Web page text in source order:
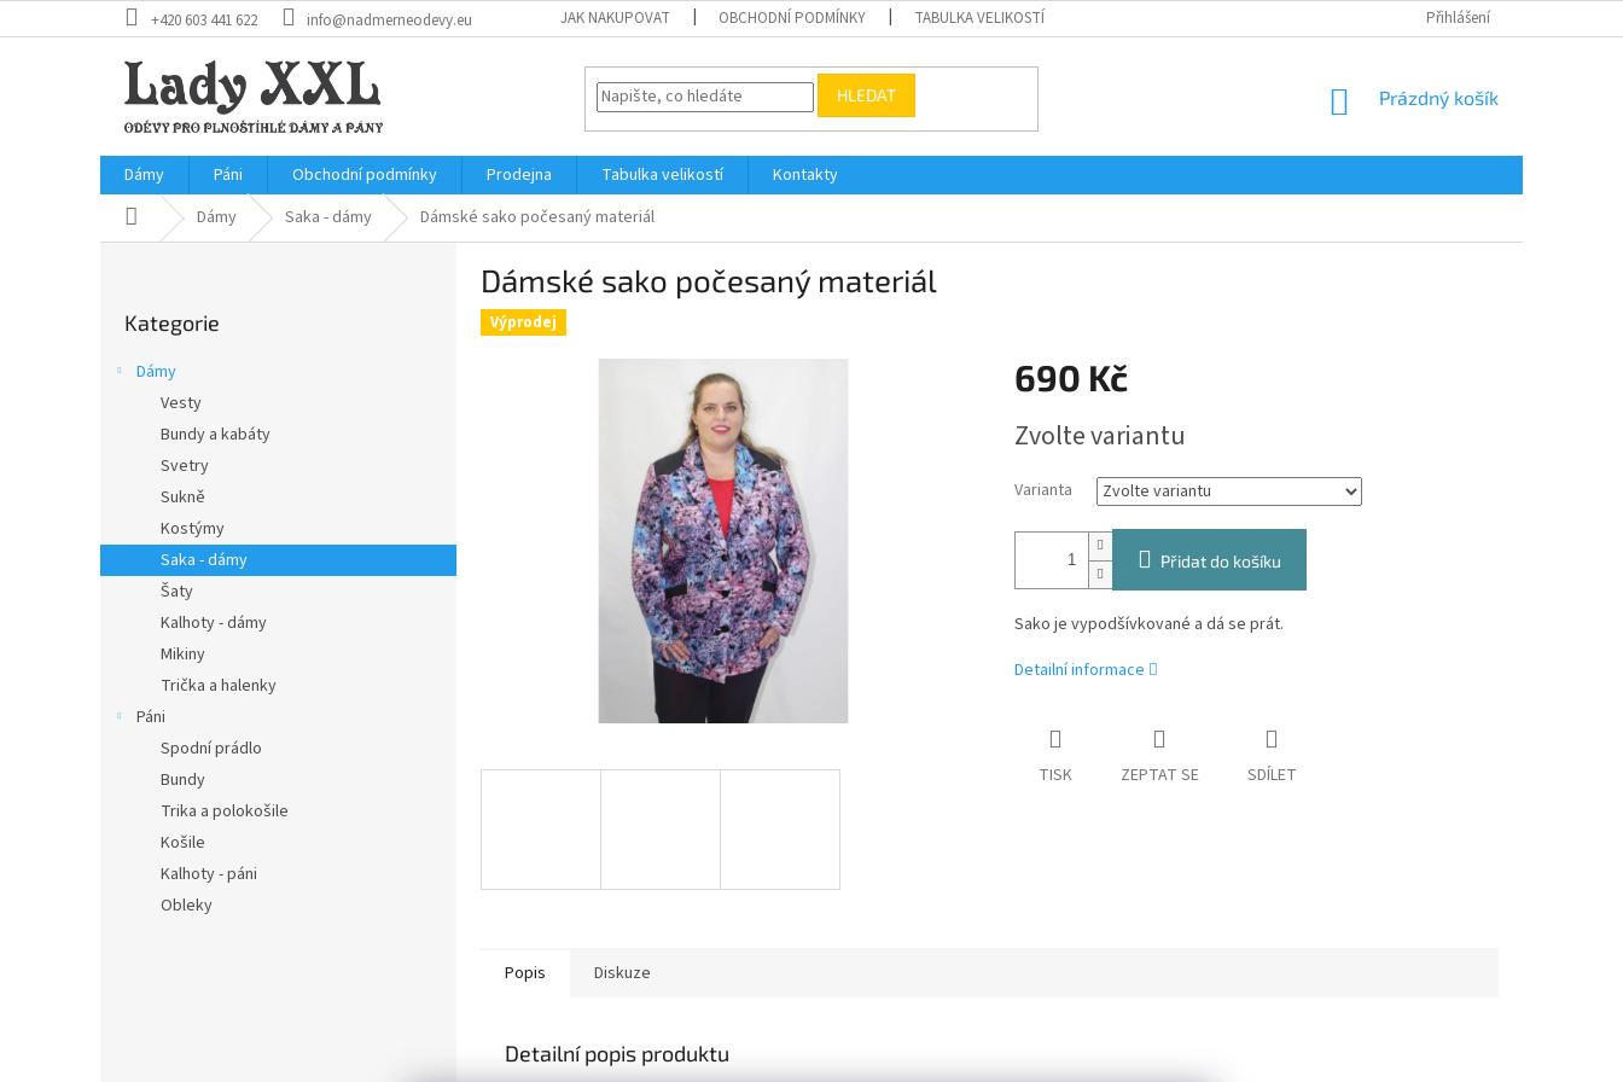
na
+420 603 441 622 info@nadmerneodevy.eu JAK NAKUPOVAT OBCHODNÍ PODMÍNKY TABULKA VELIKOSTÍ Přihlášení
HLEDAT
NÁKUPNÍ
Prázdný košík
Dámy Páni Obchodní podmínky Prodejna Tabulka velikostí
Kontakty
Domů Dámy Saka - dámy Dámské sako počesaný materiál
n
e
kategorie
Kategorie
Dámy
Vesty
Bundy a kabáty
Svetry
Sukně
Kostýmy
Saka - dámy
Šaty
Kalhoty - dámy
Mikiny
Trička a halenky
Páni
Spodní prádlo
Bundy
Trika a polokošile
Košile
Kalhoty - páni
Obleky
Dámské sako počesaný materiál
Výprodej
690 Kč
cena:
Zvolte variantu
Varianta
Přidat do košíku
Sako je vypodšívkované a dá se prát.
Detailní informace
TISK ZEPTAT SE SDÍLET
Popis Diskuze
Detailní popis produktu